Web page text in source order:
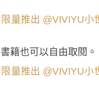
籍也可以自由取閱。